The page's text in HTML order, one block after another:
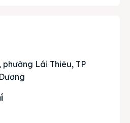
Lái Thiêu, TP